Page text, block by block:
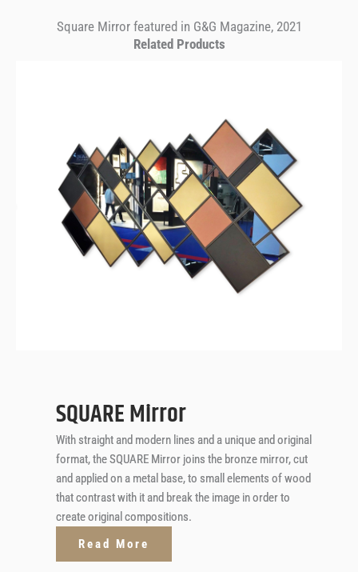
Square Mirror featured in G&G Magazine, 2021
Related Products
SQUARE
Mirror
SQUARE Mirror
With straight and modern lines and a unique and original
format, the SQUARE Mirror joins the bronze mirror, cut
and applied on a metal base, to small elements of wood
that contrast with it and break the image in order to
create original compositions.
Read More